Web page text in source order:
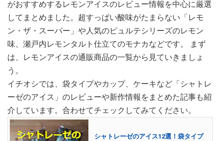
がおすすめするレモンアイスのレビュー情報を中心に厳選
してまとめました。超すっぱい酸味がたまらない「レモ
ン・ザ・スーパー」や人気のピュルテシリーズのレモン
味、瀬戸内レモンタルト仕立てのモナカなどです。 まず
は、レモンアイスの通販商品の一覧から見ていきましょ
う。
イチオシでは、袋タイプやカップ、ケーキなど「シャトレ
ーゼのアイス」のレビューや新作情報をまとめた記事も紹
介しています。合わせてチェックしてみてください。
シャトレーゼのアイス12選！袋タイプ